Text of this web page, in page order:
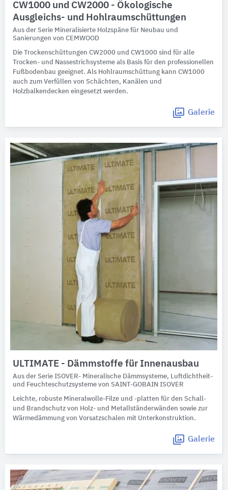
CW1000 und CW2000 - Ökologische
Ausgleichs- und Hohlraumschüttungen
Aus der Serie Mineralisierte Holzspäne für Neubau und
Sanierungen von CEMWOOD
Die Trockenschüttungen CW2000 und CW1000 sind für alle
Trocken- und Nassestrichsysteme als Basis für den professionellen
Fußbodenbau geeignet. Als Hohlraumschüttung kann CW1000
auch zum Verfüllen von Schächten, Kanälen und
Holzbalkendecken eingesetzt werden.
Galerie
ULTIMATE - Dämmstoffe für Innenausbau
Aus der Serie ISOVER- Mineralische Dämmsysteme, Luftdichtheit-
und Feuchteschutzsysteme von SAINT-GOBAIN ISOVER
Leichte, robuste Mineralwolle-Filze und -platten für den Schall-
und Brandschutz von Holz- und Metallständerwänden sowie zur
Wärmedämmung von Vorsatzschalen mit Unterkonstruktion.
Galerie